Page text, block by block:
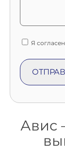
Я
Авис